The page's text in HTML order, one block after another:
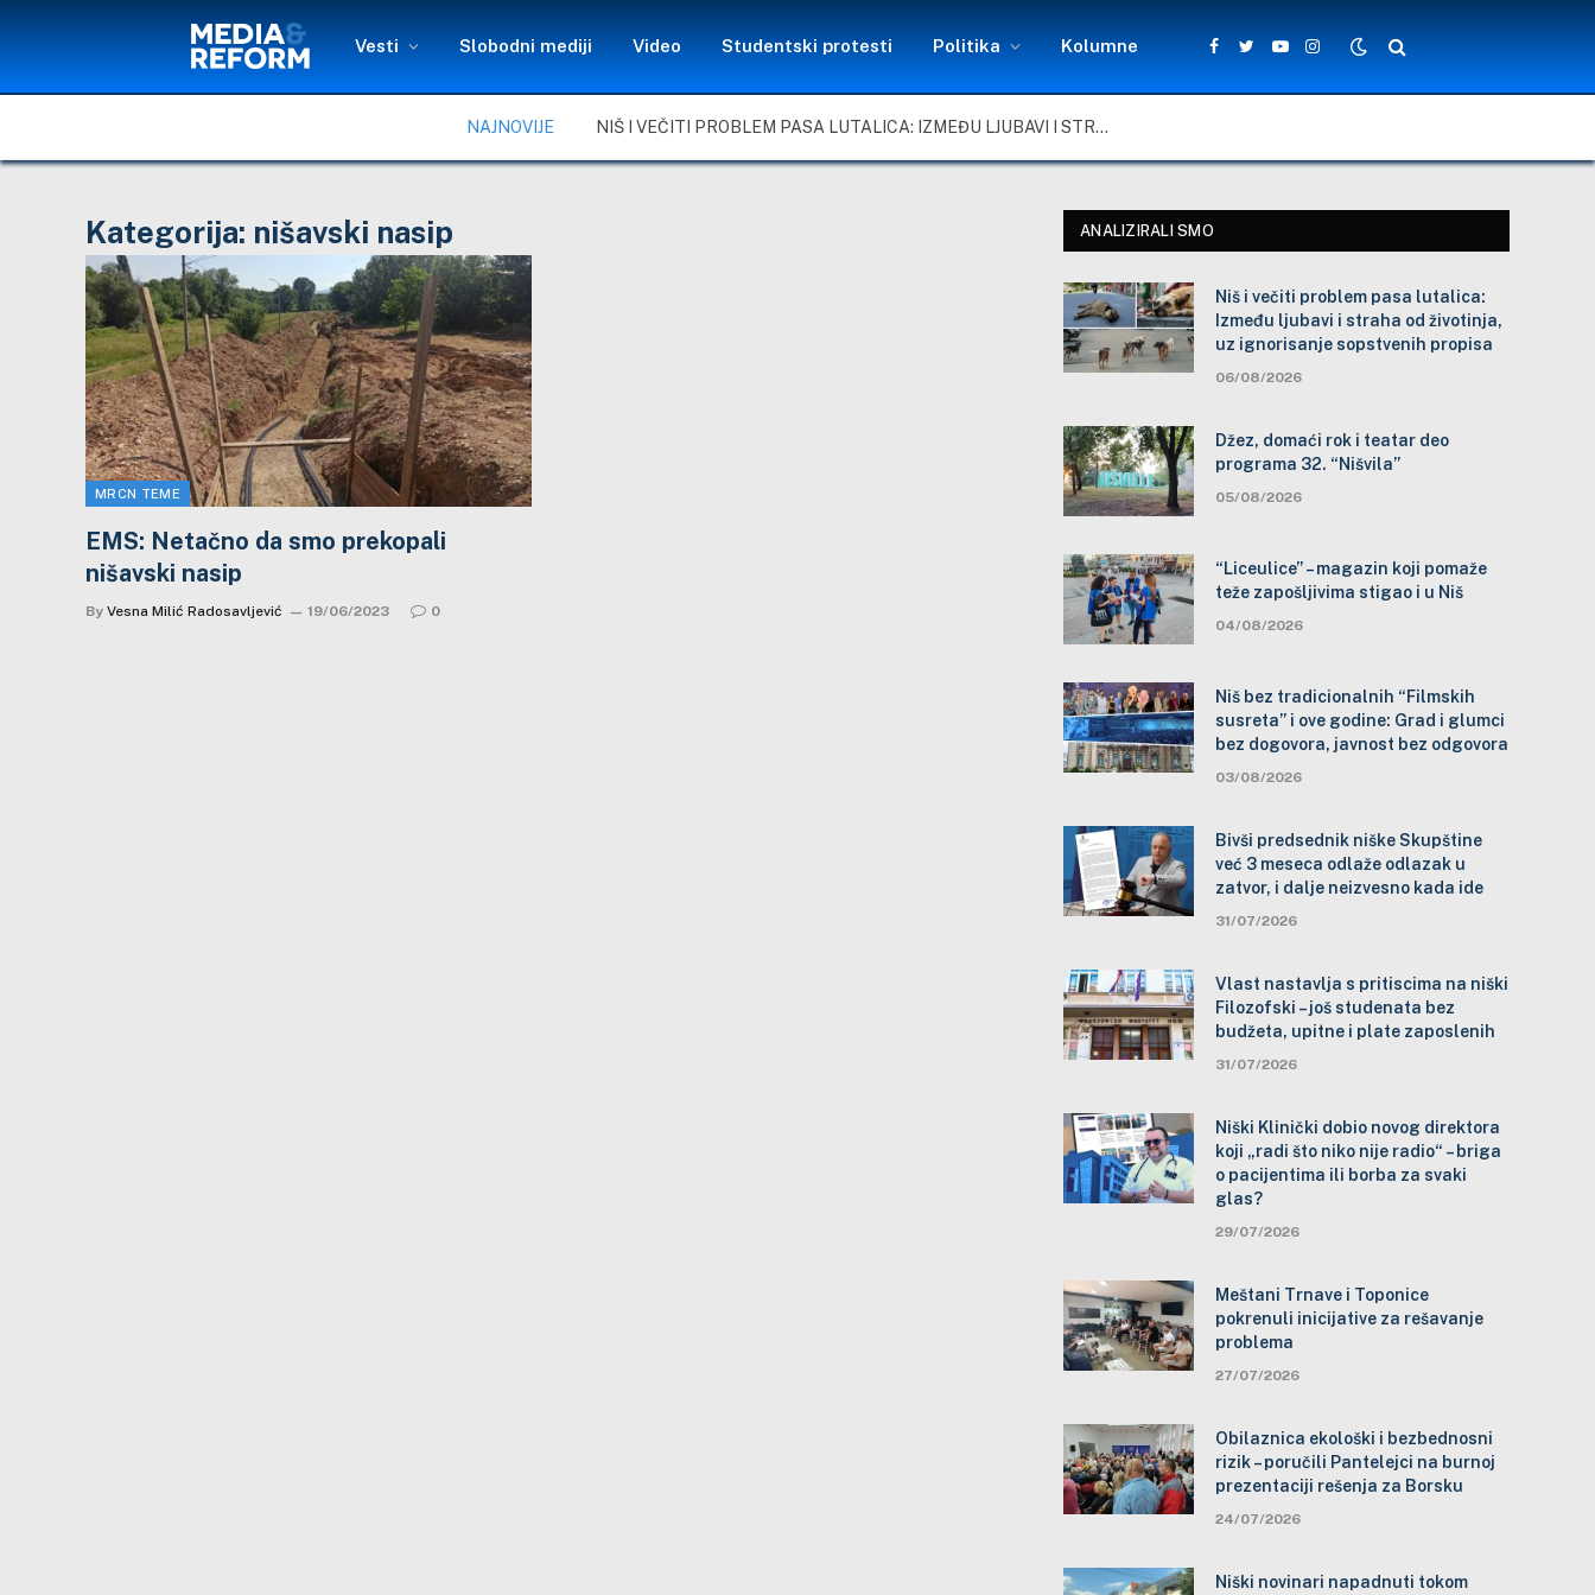
Vesti Slobodni mediji Video Studentski protesti Politika Kolumne
Facebook
TwitterYouTubeInstagram
NAJNOVIJE NIŠ I VEČITI PROBLEM PASA LUTALICA: IZMEĐU LJUBAVI I STRAHA OD ŽIVOTINJA, UZ IGNORISANJE SOPSTVENIH PROPISA
Kategorija: nišavski nasip
MRCN TEME
EMS: Netačno da smo prekopali
nišavski nasip
By Vesna Milić Radosavljević 19/06/2023 0
ANALIZIRALI SMO
Niš i večiti problem pasa lutalica:
Između ljubavi i straha od životinja,
uz ignorisanje sopstvenih propisa
06/08/2026
Džez, domaći rok i teatar deo
programa 32. “Nišvila”
05/08/2026
“Liceulice” – magazin koji pomaže
teže zapošljivima stigao i u Niš
04/08/2026
Niš bez tradicionalnih “Filmskih
susreta” i ove godine: Grad i glumci
bez dogovora, javnost bez odgovora
03/08/2026
Bivši predsednik niške Skupštine
već 3 meseca odlaže odlazak u
zatvor, i dalje neizvesno kada ide
31/07/2026
Vlast nastavlja s pritiscima na niški
Filozofski – još studenata bez
budžeta, upitne i plate zaposlenih
31/07/2026
Niški Klinički dobio novog direktora
koji „radi što niko nije radio“ – briga
o pacijentima ili borba za svaki
glas?
29/07/2026
Meštani Trnave i Toponice
pokrenuli inicijative za rešavanje
problema
27/07/2026
Obilaznica ekološki i bezbednosni
rizik – poručili Pantelejci na burnoj
prezentaciji rešenja za Borsku
24/07/2026
Niški novinari napadnuti tokom